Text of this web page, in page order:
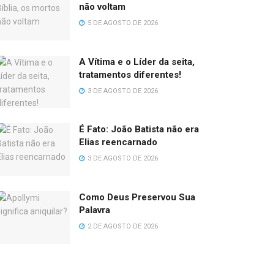
não voltam
5 DE AGOSTO DE 2026
A Vítima e o Líder da seita,
tratamentos diferentes!
3 DE AGOSTO DE 2026
É Fato: João Batista não era
Elias reencarnado
3 DE AGOSTO DE 2026
Como Deus Preservou Sua
Palavra
2 DE AGOSTO DE 2026